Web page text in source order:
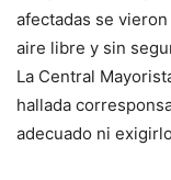
afectadas se
aire libre y sin
La Central
hallada
adecuado ni